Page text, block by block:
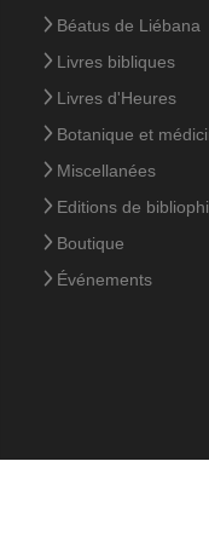
Béatus de Liébana
Livres bibliques
Livres d'Heures
Botanique et
Miscellanées
Editions de
Boutique
Événements